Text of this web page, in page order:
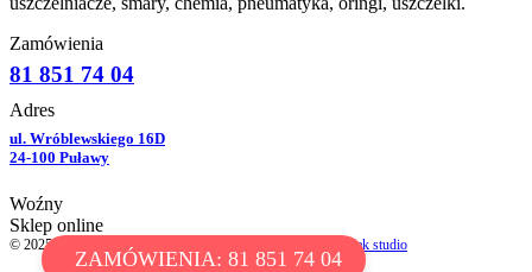
ZAMÓWIENIA: 81 851 74 04
Zamówienia
81 851 74 04
Adres
ul. Wróblewskiego 16D
24-100 Puławy
Woźny
Sklep online
© 2025 WOŹNY ŁOŻYSKA. All Rights Reserved // by chotek studio